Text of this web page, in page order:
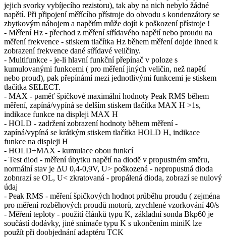
jejich svorky vybíjecího rezistoru), tak aby na nich nebylo žádné
napětí. Při připojení měřícího přístroje do obvodu s kondenzátory se
zbytkovým nábojem a napětím může dojít k poškození přístroje !
- Měření Hz - přechod z měření střídavého napětí nebo proudu na
měření frekvence - stiskem tlačítka Hz během měření dojde ihned k
zobrazení frekvence dané střídavé veličiny.
- Multifunkce - je-li hlavní funkční přepínač v poloze s
kumulovanými funkcemi ( pro měření jiných veličin, než napětí
nebo proud), pak přepínámí mezi jednotlivými funkcemi je stiskem
tlačítka SELECT.
- MAX - paměť špičkové maximální hodnoty Peak RMS během
měření, zapíná/vypíná se delším stiskem tlačítka MAX H >1s,
indikace funkce na displeji MAX H
- HOLD - zadržení zobrazení hodnoty během měření -
zapíná/vypíná se krátkým stiskem tlačítka HOLD H, indikace
funkce na displeji H
- HOLD+MAX - kumulace obou funkcí
- Test diod - měření úbytku napětí na diodě v propustném směru,
normální stav je ΔU 0,4-0,9V, U> poškozená - nepropustná dioda
zobnrazí se OL, U< zkratovaná - propálená dioda, zobrazí se nulový
údaj
- Peak RMS - měření špičkových hodnot průběhu proudu ( zejména
pro měření rozběhových proudů motorů, zrychlené vzorkování 40/s
- Měření teploty - použití článků typu K, základní sonda Bkp60 je
součástí dodávky, jiné snímače typu K s ukončením miniK lze
použít při doobjednání adaptéru TCK